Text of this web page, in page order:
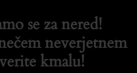
se za nered!
neverjetnem
kmalu!